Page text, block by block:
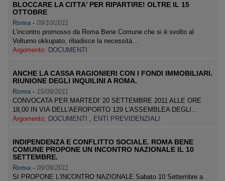
BLOCCARE LA CITTA' PER RIPARTIRE! OLTRE IL 15
OTTOBRE
Roma - 09/10/2011
L’incontro promosso da Roma Bene Comune che si è svolto al
Volturno okkupato, ribadisce la necessità…
Argomento: DOCUMENTI
ANCHE LA CASSA RAGIONIERI CON I FONDI IMMOBILIARI.
RIUNIONE DEGLI INQUILINI A ROMA.
Roma - 15/09/2011
CONVOCATA PER MARTEDI' 20 SETTEMBRE 2011 ALLE ORE
18,00 IN VIA DELL'AEROPORTO 129 L'ASSEMBLEA DEGLI…
Argomento: DOCUMENTI , ENTI PREVIDENZIALI
INDIPENDENZA E CONFLITTO SOCIALE. ROMA BENE
COMUNE PROPONE UN INCONTRO NAZIONALE IL 10
SETTEMBRE.
Roma - 09/09/2011
SI PROPONE L'INCONTRO NAZIONALE Sabato 10 Settembre a